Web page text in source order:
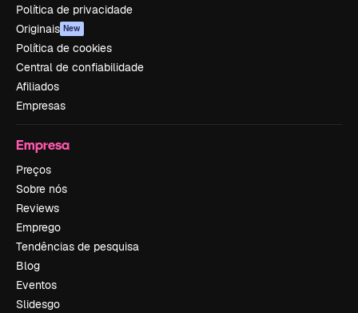
Política de privacidade
Originais New
Política de cookies
Central de confiabilidade
Afiliados
Empresas
Empresa
Preços
Sobre nós
Reviews
Emprego
Tendências de pesquisa
Blog
Eventos
Slidesgo